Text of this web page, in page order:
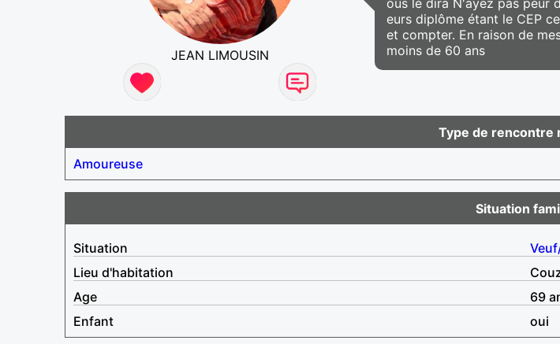
JEAN LIMOUSIN
eurs diplôme étant le CEP
et compter. En raison de
moins de 60 ans
Type de rencontre
Amoureuse
Situation
Situation
Lieu d'habitation
Age
69
Enfant
oui